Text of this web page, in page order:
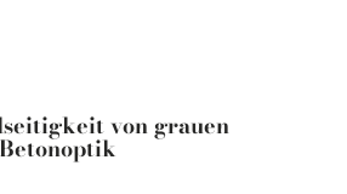
von grauen